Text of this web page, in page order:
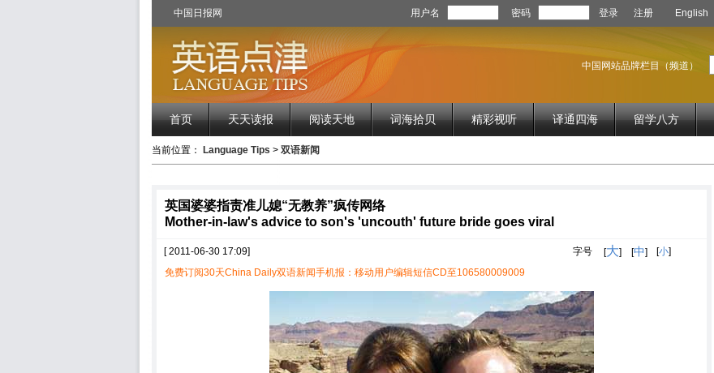
中国日报网 用户名 密码 登录 注册 English
中国网站品牌栏目（频道）
首页 天天读报 阅读天地 词海拾贝 精彩视听 译通四海 留学八方
当前位置： Language Tips > 双语新闻
英国婆婆指责准儿媳“无教养”疯传网络
Mother-in-law's advice to son's 'uncouth' future bride goes viral
[ 2011-06-30 17:09] 字号 [大] [中] [小]
免费订阅30天China Daily双语新闻手机报：移动用户编辑短信CD至106580009009